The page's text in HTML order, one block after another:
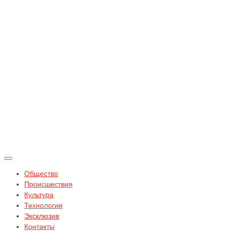
Общество
Происшествия
Культура
Технологии
Эксклюзив
Контакты